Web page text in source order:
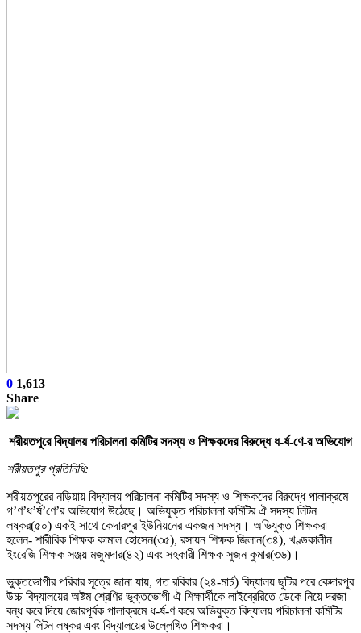
0 1,613
Share
শরীয়তপুরে বিদ্যালয় পরিচালনা কমিটির সদস্য ও শিক্ষকদের বিরুদ্ধে ধ-র্ষ-ণে-র অভিযোগ
শরীয়তপুর প্রতিনিধি:
শরীয়তপুরের নড়িয়ায় বিদ্যালয় পরিচালনা কমিটির সদস্য ও শিক্ষকদের বিরুদ্ধে পালাক্রমে
গ’ণ’ধ’র্ষ’ণে’র অভিযোগ উঠেছে। অভিযুক্ত পরিচালনা কমিটির ঐ সদস্য লিটন
লষ্কর(৫০) একই সাথে কেদারপুর ইউনিয়নের একজন সদস্য। অভিযুক্ত শিক্ষকরা
হলেন- শারীরিক শিক্ষক কামাল হোসেন(৩৫), রসায়ন শিক্ষক জিলান(৩৪), খণ্ডকালীন
ইংরেজি শিক্ষক সঞ্জয় মজুমদার(৪২) এবং সহকারী শিক্ষক সুজন কুমার(৩৬)।
ভুক্তভোগীর পরিবার সূত্রে জানা যায়, গত রবিবার (২৪-মার্চ) বিদ্যালয় ছুটির পরে কেদারপুর
উচ্চ বিদ্যালয়ের অষ্টম শ্রেণির ভুক্তভোগী ঐ শিক্ষার্থীকে লাইব্রেরিতে ডেকে নিয়ে দরজা
বন্ধ করে দিয়ে জোরপূর্বক পালাক্রমে ধ-র্ষ-ণ করে অভিযুক্ত বিদ্যালয় পরিচালনা কমিটির
সদস্য লিটন লষ্কর এবং বিদ্যালয়ের উল্লেখিত শিক্ষকরা।